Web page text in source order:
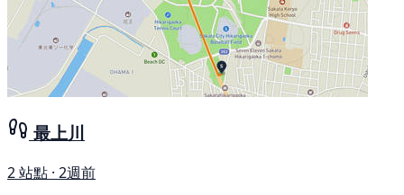
最上川
2 站點 · 2週前